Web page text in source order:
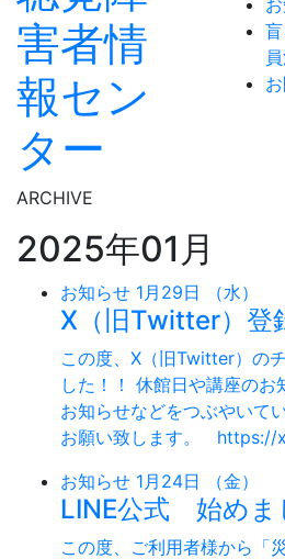
害者情
報セン
ター
ARCHIVE
2025年01月
お知らせ 1月29日 （水）
X（旧Twitter）
この度、X（旧Twitter）の
した！！ 休館日や講座の
お知らせなどをつぶやいて
お願い致します。
お知らせ 1月24日 （金）
LINE公式 始めま
この度、ご利用者様から「